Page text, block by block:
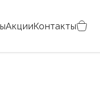
АкцииКонтакты